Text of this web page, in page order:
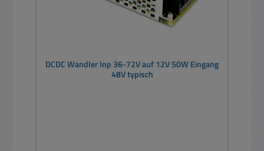
DCDC Wandler Inp 36-72V auf 12V 50W Eingang
48V typisch